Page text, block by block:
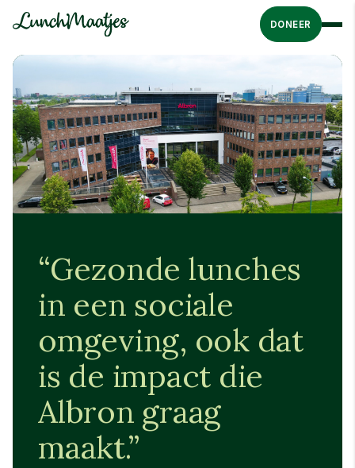
DONEER
“Gezonde lunches
in een sociale
omgeving, ook dat
is de impact die
Albron graag
maakt.”